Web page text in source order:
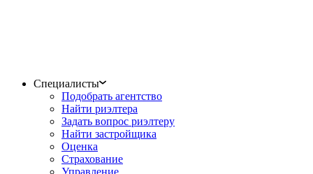
Специалисты
Подобрать агентство
Найти риэлтера
Задать вопрос риэлтеру
Найти застройщика
Оценка
Страхование
Управление